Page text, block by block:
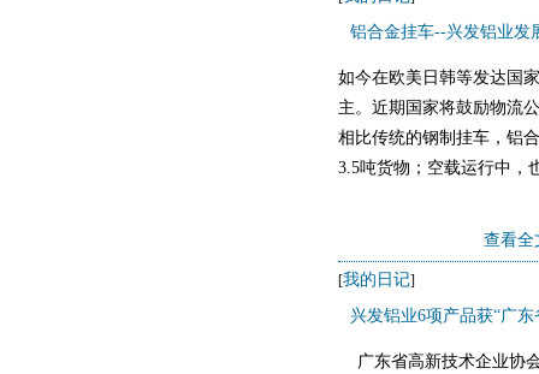
铝合金挂车--兴发铝业发
如今在欧美日韩等发达国
主。近期国家将鼓励物流
相比传统的钢制挂车，铝
3.5吨货物；空载运行中，
根据有关部门的统计，对
的是减少了约1800公斤的
查看全
[我的日记]
兴发铝业6项产品获“广
广东省高新技术企业协